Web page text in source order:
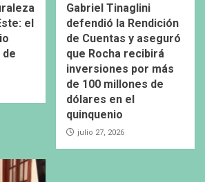
el
de
Gabriel Tinaglini
defendió la Rendición
de Cuentas y aseguró
que Rocha recibirá
inversiones por más
de 100 millones de
dólares en el
quinquenio
julio 27, 2026